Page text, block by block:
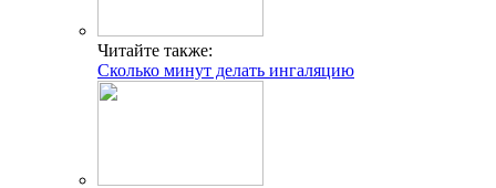
Читайте также:
Сколько минут делать ингаляцию